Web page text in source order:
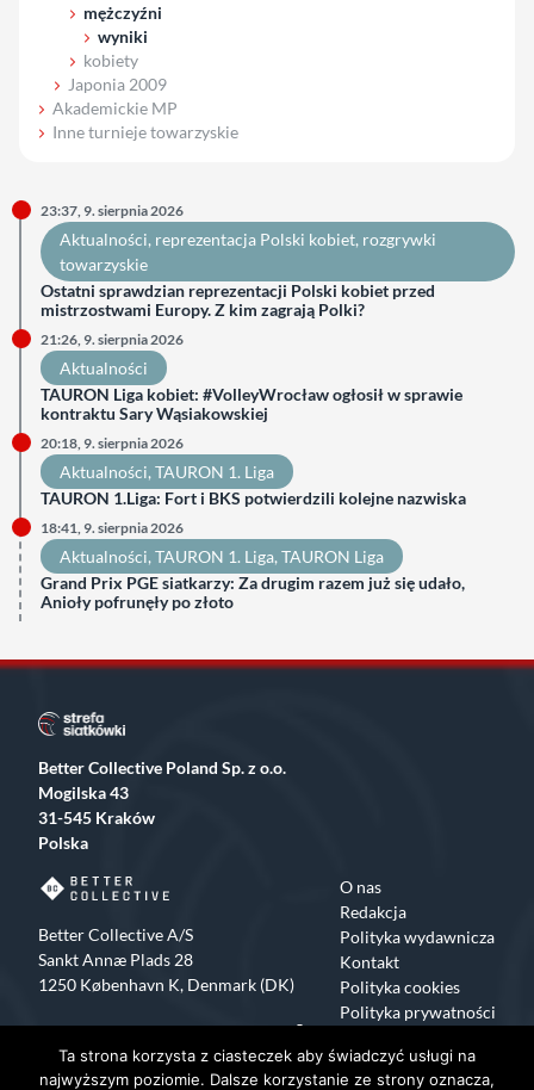
mężczyźni
wyniki
kobiety
Japonia 2009
Akademickie MP
Inne turnieje towarzyskie
23:37, 9. sierpnia 2026
Aktualności, reprezentacja Polski kobiet, rozgrywki
towarzyskie
Ostatni sprawdzian reprezentacji Polski kobiet przed
mistrzostwami Europy. Z kim zagrają Polki?
21:26, 9. sierpnia 2026
Aktualności
TAURON Liga kobiet: #VolleyWrocław ogłosił w sprawie
kontraktu Sary Wąsiakowskiej
20:18, 9. sierpnia 2026
Aktualności, TAURON 1. Liga
TAURON 1.Liga: Fort i BKS potwierdzili kolejne nazwiska
18:41, 9. sierpnia 2026
Aktualności, TAURON 1. Liga, TAURON Liga
Grand Prix PGE siatkarzy: Za drugim razem już się udało,
Anioły pofrunęły po złoto
Better Collective Poland Sp. z o.o.
Mogilska 43
31-545 Kraków
Polska
Better Collective A/S
Sankt Annæ Plads 28
1250 København K, Denmark (DK)
O nas
Redakcja
Polityka wydawnicza
Kontakt
Polityka cookies
Polityka prywatności
Facebook
X Instagram
TikTok
Copyrights 2015-2024 Strefa Siatkówki All rights reserved
Ta strona korzysta z ciasteczek aby świadczyć usługi na
najwyższym poziomie. Dalsze korzystanie ze strony oznacza,